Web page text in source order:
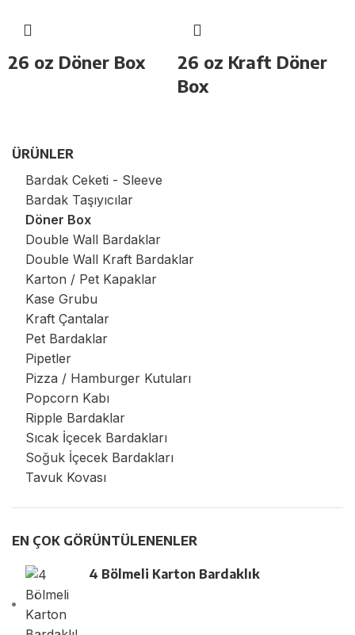
ÜRÜNLER
Bardak Ceketi - Sleeve
Bardak Taşıyıcılar
Döner Box
Double Wall Bardaklar
Double Wall Kraft Bardaklar
Karton / Pet Kapaklar
Kase Grubu
Kraft Çantalar
Pet Bardaklar
Pipetler
Pizza / Hamburger Kutuları
Popcorn Kabı
Ripple Bardaklar
Sıcak İçecek Bardakları
Soğuk İçecek Bardakları
Tavuk Kovası
EN ÇOK GÖRÜNTÜLENENLER
4 Bölmeli Karton Bardaklık
26 oz Döner Box
26 oz Kraft Döner
Box